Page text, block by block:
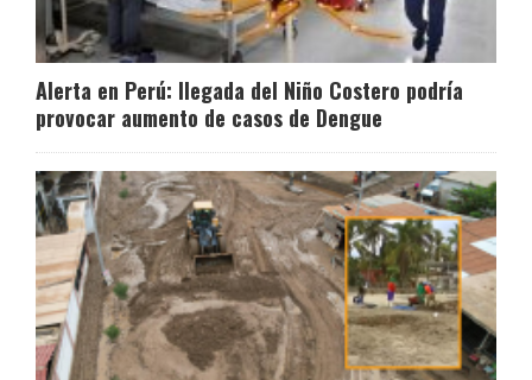
Alerta en Perú: llegada del Niño Costero podría
provocar aumento de casos de Dengue